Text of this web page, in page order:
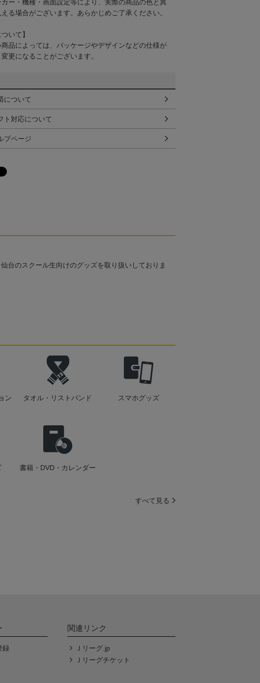
カー・機種・画面設定等により、実際の商品の色と異
る場合がございます。あらかじめご了承ください。
いて】
品によっては、パッケージやデザインなどの仕様が
更になることがございます。
について
ト対応について
プページ
台のスクール生向けのグッズを取り扱いしておりま
ン
タオル・リストバンド スマホグッズ
書籍・DVD・カレンダー
すべて見る
録
関連リンク
Ｊリーグ.jp
Ｊリーグチケット